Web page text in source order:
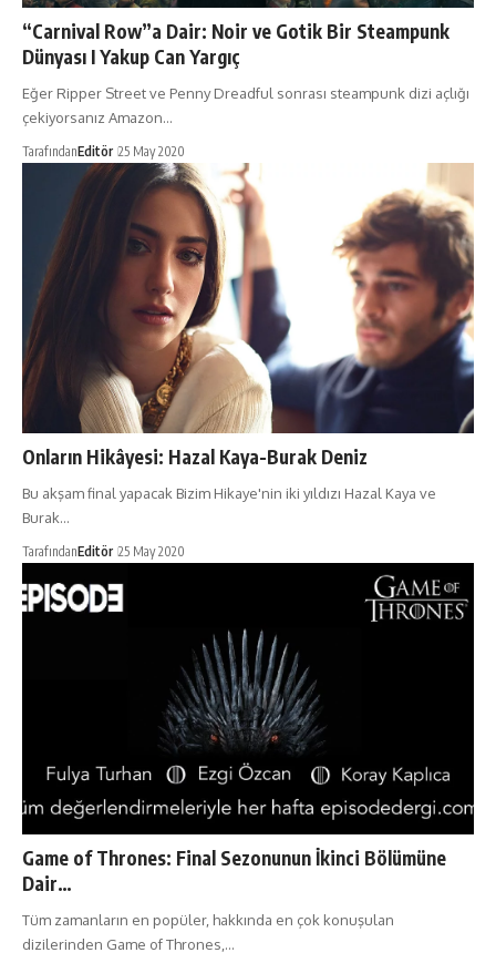
“Carnival Row”a Dair: Noir ve Gotik Bir Steampunk
Dünyası I Yakup Can Yargıç
Eğer Ripper Street ve Penny Dreadful sonrası steampunk dizi açlığı
çekiyorsanız Amazon…
TarafındanEditör 25 May 2020
Onların Hikâyesi: Hazal Kaya-Burak Deniz
Bu akşam final yapacak Bizim Hikaye'nin iki yıldızı Hazal Kaya ve
Burak…
TarafındanEditör 25 May 2020
Game of Thrones: Final Sezonunun İkinci Bölümüne
Dair…
Tüm zamanların en popüler, hakkında en çok konuşulan
dizilerinden Game of Thrones,…